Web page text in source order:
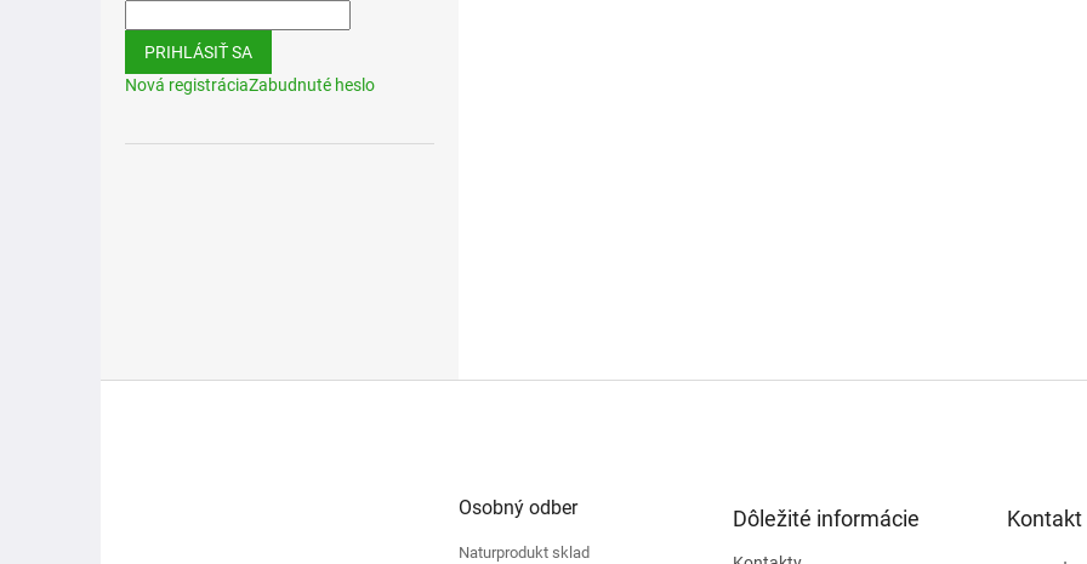
PRIHLÁSIŤ SA
Nová registráciaZabudnuté heslo
Osobný odber
Naturprodukt sklad
Dôležité informácie Kontakt